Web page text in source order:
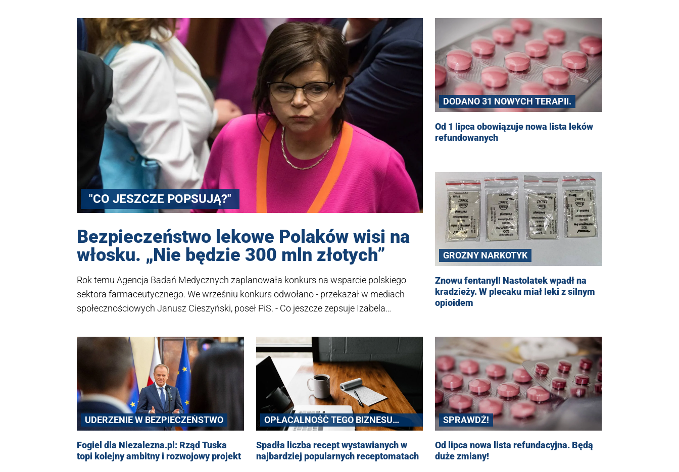
"CO JESZCZE POPSUJĄ?"
Bezpieczeństwo lekowe Polaków wisi na
włosku. „Nie będzie 300 mln złotych”
Rok temu Agencja Badań Medycznych zaplanowała konkurs na wsparcie polskiego
sektora farmaceutycznego. We wrześniu konkurs odwołano - przekazał w mediach
społecznościowych Janusz Cieszyński, poseł PiS. - Co jeszcze zepsuje Izabela
DODANO 31 NOWYCH TERAPII.
Od 1 lipca obowiązuje nowa lista leków
refundowanych
GROŹNY NARKOTYK
Znowu fentanyl! Nastolatek wpadł na
kradzieży. W plecaku miał leki z silnym
opioidem
UDERZENIE W BEZPIECZEŃSTWO
Fogiel dla Niezalezna.pl: Rząd Tuska
topi kolejny ambitny i rozwojowy projekt
OPŁACALNOŚĆ TEGO BIZNESU
SPADŁA
Spadła liczba recept wystawianych w
najbardziej popularnych receptomatach
SPRAWDŹ!
Od lipca nowa lista refundacyjna. Będą
duże zmiany!